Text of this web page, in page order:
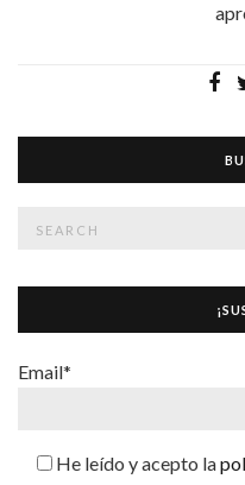
Email*
He leído y acepto la